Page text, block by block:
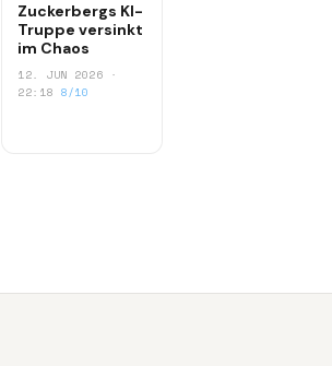
Zuckerbergs KI-
Truppe versinkt
im Chaos
12. JUN 2026 ·
22:18 8/10